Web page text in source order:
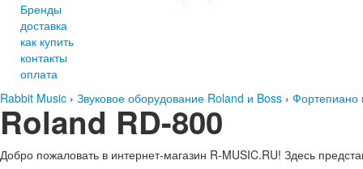
Бренды
доставка
как купить
контакты
оплата
Rabbit Music › Звуковое оборудование Roland и Boss › Фортепиано
Roland RD-800
Добро пожаловать в интернет-магазин R-MUSIC.RU! Здесь